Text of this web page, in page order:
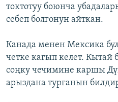
токтотуу боюнча
себеп болгонун айткан.
Канада менен Мексика
четке кагып келет.
соңку чечимине каршы
арыздана турганын